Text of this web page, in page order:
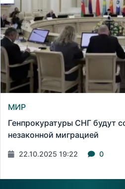
МИР
Генпрокуратуры СНГ будут
незаконной миграцией
22.10.2025 19:22 0